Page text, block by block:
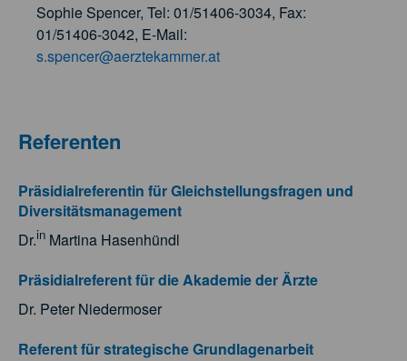
Sophie Spencer, Tel: 01/51406-3034, Fax:
01/51406-3042, E-Mail:
s.spencer@aerztekammer.at
Referenten
Präsidialreferentin für Gleichstellungsfragen und
Diversitätsmanagement
Dr.in Martina Hasenhündl
Präsidialreferent für die Akademie der Ärzte
Dr. Peter Niedermoser
Referent für strategische Grundlagenarbeit